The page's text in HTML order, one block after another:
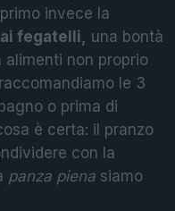
invece la
fegatelli,
una bontà
alimenti non proprio
le 3
o prima di
è certa: il pranzo
con la
panza piena siamo